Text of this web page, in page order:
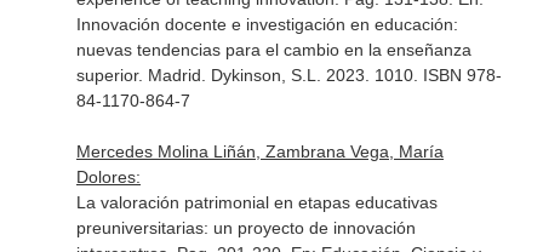
Innovación docente e investigación en educación:
nuevas tendencias para el cambio en la enseñanza
superior. Madrid. Dykinson, S.L. 2023. 1010. ISBN 978-
84-1170-864-7
Mercedes Molina Liñán, Zambrana Vega, María
Dolores:
La valoración patrimonial en etapas educativas
preuniversitarias: un proyecto de innovación